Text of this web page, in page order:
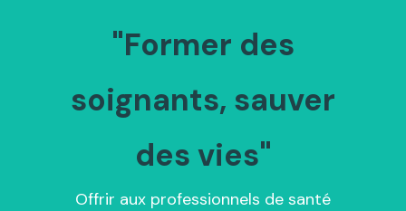
"Former des
soignants, sauver
des vies"
Offrir aux professionnels de santé